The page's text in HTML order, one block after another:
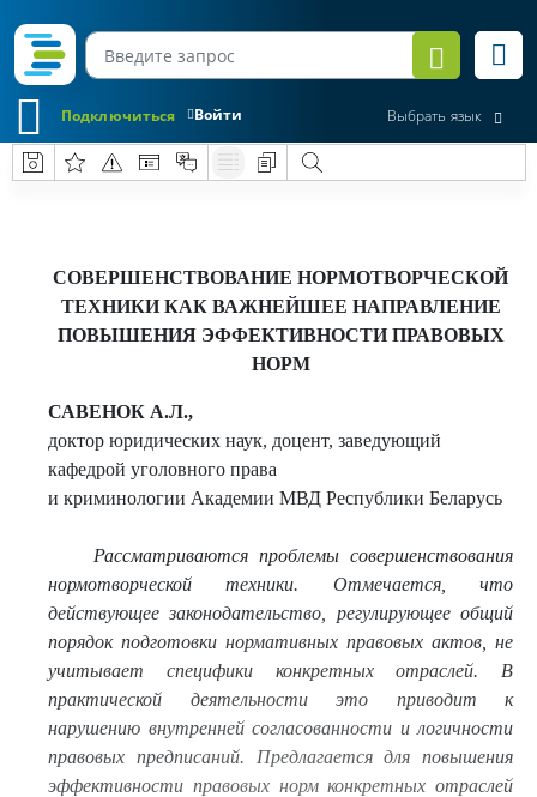
Войти
Подключиться Выбрать язык
СОВЕРШЕНСТВОВАНИЕ НОРМОТВОРЧЕСКОЙ
ТЕХНИКИ КАК ВАЖНЕЙШЕЕ НАПРАВЛЕНИЕ
ПОВЫШЕНИЯ ЭФФЕКТИВНОСТИ ПРАВОВЫХ
НОРМ
САВЕНОК А.Л.,
доктор юридических наук, доцент, заведующий
кафедрой уголовного права
и криминологии Академии МВД Республики Беларусь
Рассматриваются проблемы совершенствования
нормотворческой техники. Отмечается, что
действующее законодательство, регулирующее общий
порядок подготовки нормативных правовых актов, не
учитывает специфики конкретных отраслей. В
практической деятельности это
приводит к
нарушению внутренней согласованности и логичности
правовых предписаний. Предлагается для повышения
эффективности правовых норм конкретных отраслей